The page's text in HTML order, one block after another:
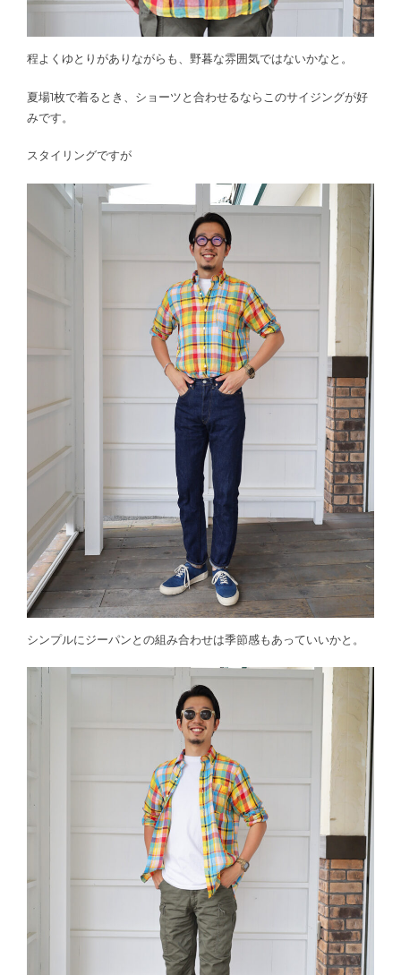
程よくゆとりがありながらも、野暮な雰囲気ではないかなと。
夏場1枚で着るとき、ショーツと合わせるならこのサイジングが好
みです。
スタイリングですが
シンプルにジーパンとの組み合わせは季節感もあっていいかと。